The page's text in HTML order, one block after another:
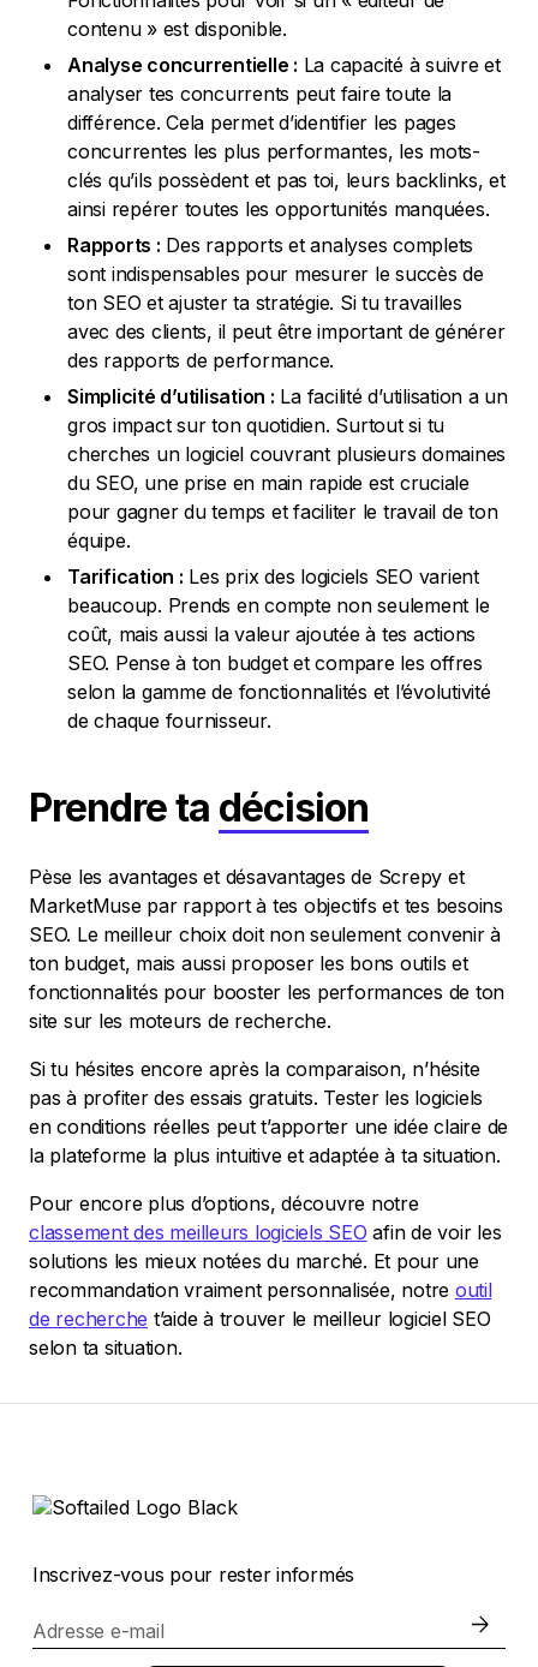
contenu » est disponible.
Analyse concurrentielle : La capacité à suivre et
analyser tes concurrents peut faire toute la
différence. Cela permet d’identifier les pages
concurrentes les plus performantes, les mots-
clés qu’ils possèdent et pas toi, leurs backlinks, et
ainsi repérer toutes les opportunités manquées.
Rapports : Des rapports et analyses complets
sont indispensables pour mesurer le succès de
ton SEO et ajuster ta stratégie. Si tu travailles
avec des clients, il peut être important de générer
des rapports de performance.
Simplicité d’utilisation : La facilité d’utilisation a un
gros impact sur ton quotidien. Surtout si tu
cherches un logiciel couvrant plusieurs domaines
du SEO, une prise en main rapide est cruciale
pour gagner du temps et faciliter le travail de ton
équipe.
Tarification : Les prix des logiciels SEO varient
beaucoup. Prends en compte non seulement le
coût, mais aussi la valeur ajoutée à tes actions
SEO. Pense à ton budget et compare les offres
selon la gamme de fonctionnalités et l’évolutivité
de chaque fournisseur.
Prendre ta décision
Pèse les avantages et désavantages de Screpy et
MarketMuse par rapport à tes objectifs et tes besoins
SEO. Le meilleur choix doit non seulement convenir à
ton budget, mais aussi proposer les bons outils et
fonctionnalités pour booster les performances de ton
site sur les moteurs de recherche.
Si tu hésites encore après la comparaison, n’hésite
pas à profiter des essais gratuits. Tester les logiciels
en conditions réelles peut t’apporter une idée claire de
la plateforme la plus intuitive et adaptée à ta situation.
Pour encore plus d’options, découvre notre
classement des meilleurs logiciels SEO afin de voir les
solutions les mieux notées du marché. Et pour une
recommandation vraiment personnalisée, notre outil
de recherche t’aide à trouver le meilleur logiciel SEO
selon ta situation.
Inscrivez-vous pour rester informés
Adresse e-mail